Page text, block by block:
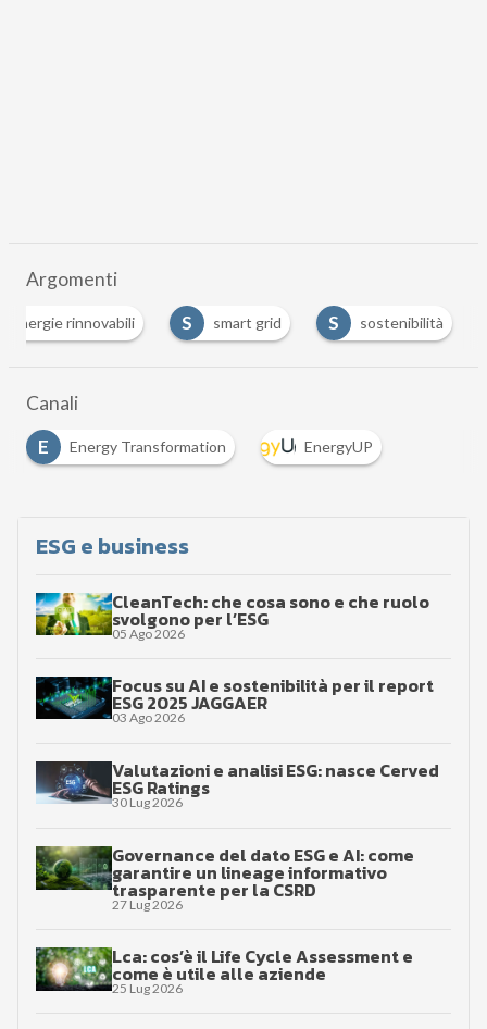
Argomenti
energie rinnovabili S smart grid S sostenibilità
Canali
E
Energy Transformation EnergyUP
ESG e business
CleanTech: che cosa sono e che ruolo
svolgono per l’ESG
05 Ago 2026
Focus su AI e sostenibilità per il report
ESG 2025 JAGGAER
03 Ago 2026
Valutazioni e analisi ESG: nasce Cerved
ESG Ratings
30 Lug 2026
Governance del dato ESG e AI: come
garantire un lineage informativo
trasparente per la CSRD
27 Lug 2026
Lca: cos’è il Life Cycle Assessment e
come è utile alle aziende
25 Lug 2026